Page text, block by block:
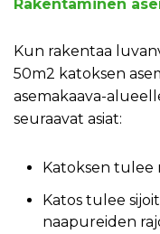
Rakentaminen
Kun rakentaa
50m2 katoksen
asemakaava-
seuraavat asiat:
Katoksen tulee
Katos tulee
naapureiden